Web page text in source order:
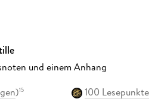
und einem Anhang
)15
100 Lesepunkte